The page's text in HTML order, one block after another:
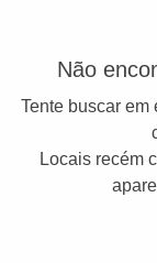
Não
Tente buscar em
Locais recém